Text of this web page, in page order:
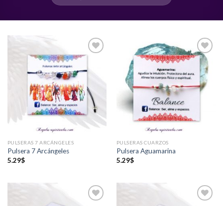
lista de
PULSERAS 7 ARCÁNGELES
Pulsera 7 Arcángeles
5.29$
Añadir
a la
lista de
deseos
PULSERAS CUARZOS
Pulsera Aguamarina
5.29$